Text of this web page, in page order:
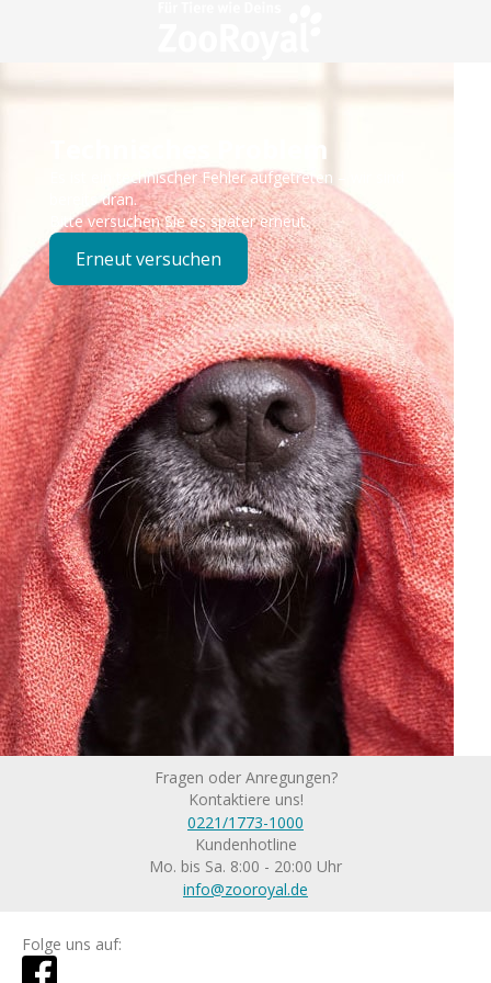
Technisches Problem
Es ist ein technischer Fehler aufgetreten – wir sind
bereits dran.
Bitte versuchen Sie es später erneut.
Erneut versuchen
Fragen oder Anregungen?
Kontaktiere uns!
0221/1773-1000
Kundenhotline
Mo. bis Sa. 8:00 - 20:00 Uhr
info@zooroyal.de
Folge uns auf: